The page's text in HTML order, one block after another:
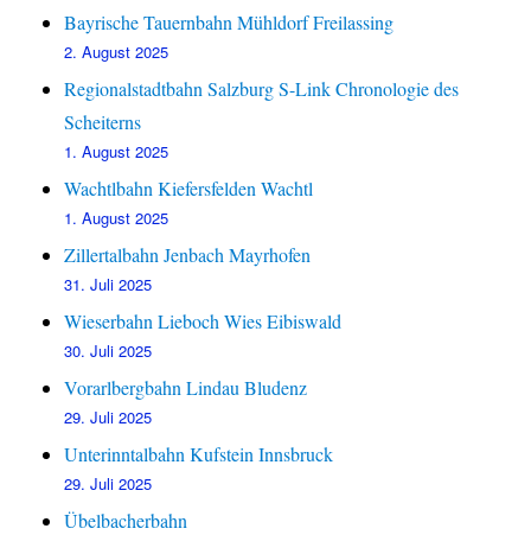
Bayrische Tauernbahn Mühldorf Freilassing
2. August 2025
Regionalstadtbahn Salzburg S-Link Chronologie des
Scheiterns
1. August 2025
Wachtlbahn Kiefersfelden Wachtl
1. August 2025
Zillertalbahn Jenbach Mayrhofen
31. Juli 2025
Wieserbahn Lieboch Wies Eibiswald
30. Juli 2025
Vorarlbergbahn Lindau Bludenz
29. Juli 2025
Unterinntalbahn Kufstein Innsbruck
29. Juli 2025
Übelbacherbahn